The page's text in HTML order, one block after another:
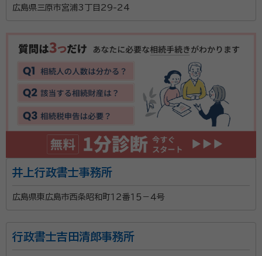
広島県三原市宮浦3丁目29-24
井上行政書士事務所
広島県東広島市西条昭和町１２番１５－４号
行政書士吉田清郎事務所